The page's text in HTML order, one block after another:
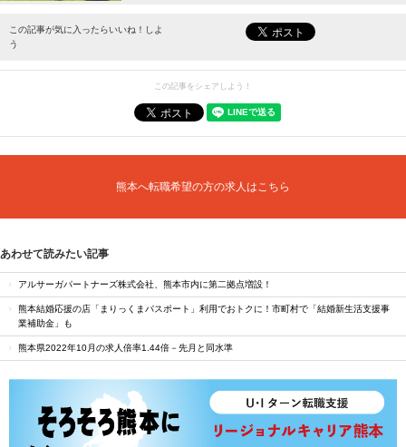
最新情報をお届けします。
この記事が気に入ったらいいね！しよ
う
この記事をシェアしよう！
熊本へ転職希望の方の求人はこちら
あわせて読みたい記事
アルサーガパートナーズ株式会社、熊本市内に第二拠点増設！
熊本結婚応援の店「まりっくまパスポート」利用でおトクに！市町村で「結婚新生活支援事
業補助金」も
熊本県2022年10月の求人倍率1.44倍－先月と同水準